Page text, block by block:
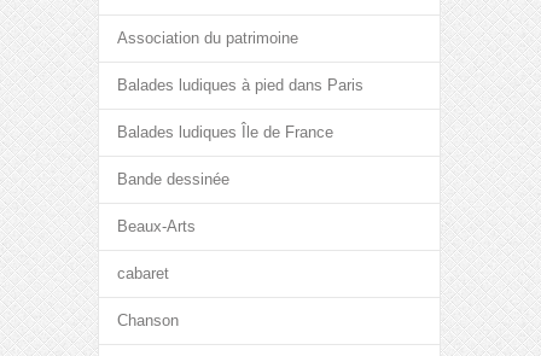
Association du patrimoine
Balades ludiques à pied dans Paris
Balades ludiques Île de France
Bande dessinée
Beaux-Arts
cabaret
Chanson